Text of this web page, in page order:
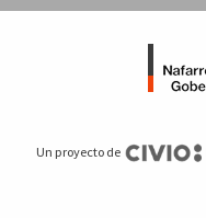
Un proyecto de